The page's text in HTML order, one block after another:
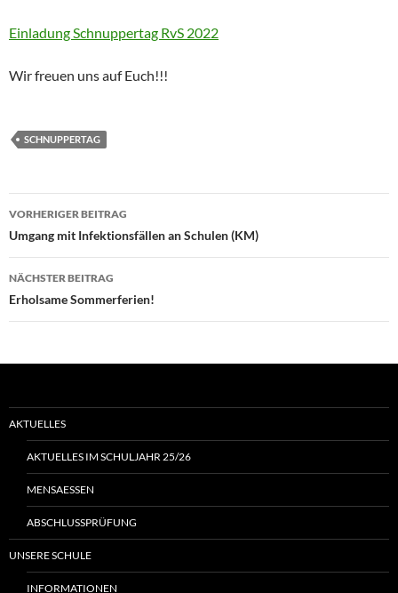
Einladung Schnuppertag RvS 2022
Wir freuen uns auf Euch!!!
SCHNUPPERTAG
Beitragsnavigation
VORHERIGER BEITRAG
Umgang mit Infektionsfällen an Schulen (KM)
NÄCHSTER BEITRAG
Erholsame Sommerferien!
AKTUELLES
AKTUELLES IM SCHULJAHR 25/26
MENSAESSEN
ABSCHLUSSPRÜFUNG
UNSERE SCHULE
INFORMATIONEN